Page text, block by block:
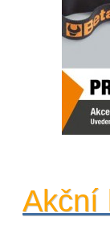
Akční